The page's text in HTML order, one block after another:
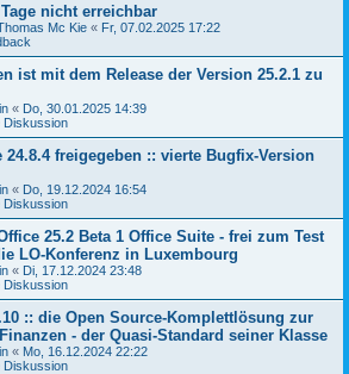
nicht erreichbar
Mc Kie « Fr, 07.02.2025 17:22
ist mit dem Release der Version 25.2.1 zu
« Do, 30.01.2025 14:39
Diskussion
24.8.4 freigegeben :: vierte Bugfix-Version
« Do, 19.12.2024 16:54
Diskussion
25.2 Beta 1 Office Suite - frei zum Test
LO-Konferenz in Luxembourg
« Di, 17.12.2024 23:48
Diskussion
:: die Open Source-Komplettlösung zur
- der Quasi-Standard seiner Klasse
« Mo, 16.12.2024 22:22
Diskussion